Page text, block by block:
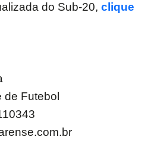
do Sub-20, clique
Futebol